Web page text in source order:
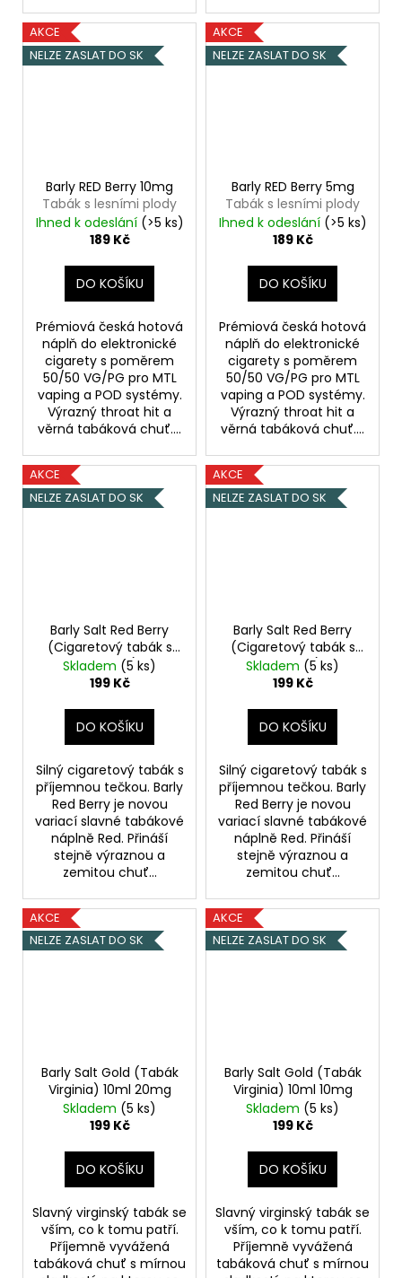
AKCE
NELZE ZASLAT DO SK
Barly RED Berry 10mg
Tabák s lesními plody
Ihned k odeslání (>5 ks)
189 Kč
DO KOŠÍKU
Prémiová česká hotová
náplň do elektronické
cigarety s poměrem
50/50 VG/PG pro MTL
vaping a POD systémy.
Výrazný throat hit a
věrná tabáková chuť....
AKCE
NELZE ZASLAT DO SK
Barly RED Berry 5mg
Tabák s lesními plody
Ihned k odeslání (>5 ks)
189 Kč
DO KOŠÍKU
Prémiová česká hotová
náplň do elektronické
cigarety s poměrem
50/50 VG/PG pro MTL
vaping a POD systémy.
Výrazný throat hit a
věrná tabáková chuť....
AKCE
NELZE ZASLAT DO SK
Barly Salt Red Berry
(Cigaretový tabák s
lesními plody) 10ml
20mg
Skladem (5 ks)
199 Kč
DO KOŠÍKU
Silný cigaretový tabák s
příjemnou tečkou. Barly
Red Berry je novou
variací slavné tabákové
náplně Red. Přináší
stejně výraznou a
zemitou chuť...
AKCE
NELZE ZASLAT DO SK
Barly Salt Red Berry
(Cigaretový tabák s
lesními plody) 10ml
10mg
Skladem (5 ks)
199 Kč
DO KOŠÍKU
Silný cigaretový tabák s
příjemnou tečkou. Barly
Red Berry je novou
variací slavné tabákové
náplně Red. Přináší
stejně výraznou a
zemitou chuť...
AKCE
NELZE ZASLAT DO SK
Barly Salt Gold (Tabák
Virginia) 10ml 20mg
Skladem (5 ks)
199 Kč
DO KOŠÍKU
Slavný virginský tabák se
vším, co k tomu patří.
Příjemně vyvážená
tabáková chuť s mírnou
AKCE
NELZE ZASLAT DO SK
Barly Salt Gold (Tabák
Virginia) 10ml 10mg
Skladem (5 ks)
199 Kč
DO KOŠÍKU
Slavný virginský tabák se
vším, co k tomu patří.
Příjemně vyvážená
tabáková chuť s mírnou